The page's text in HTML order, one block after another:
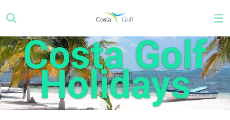
Hauptinhalt
springenCosta Golf
Holidays